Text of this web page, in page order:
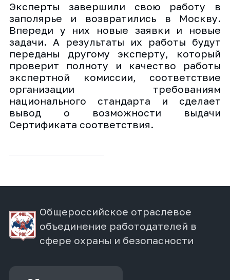
Эксперты завершили свою работу в
заполярье и возвратились в Москву.
Впереди у них новые заявки и новые
задачи. А результаты их работы будут
переданы другому эксперту, который
проверит полноту и качество работы
экспертной комиссии, соответствие
организации требованиям
национального стандарта и сделает
вывод о возможности выдачи
Сертификата соответствия.
Общероссийское отраслевое
объединение работодателей в
сфере охраны и безопасности